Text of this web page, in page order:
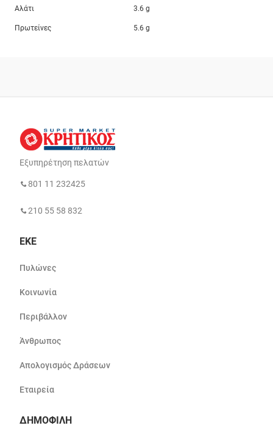
Αλάτι 3.6 g
Πρωτείνες 5.6 g
Εξυπηρέτηση πελατών
801 11 232425
210 55 58 832
ΕΚΕ
Πυλώνες
Κοινωνία
Περιβάλλον
Άνθρωπος
Απολογισμός Δράσεων
Εταιρεία
ΔΗΜΟΦΙΛΗ